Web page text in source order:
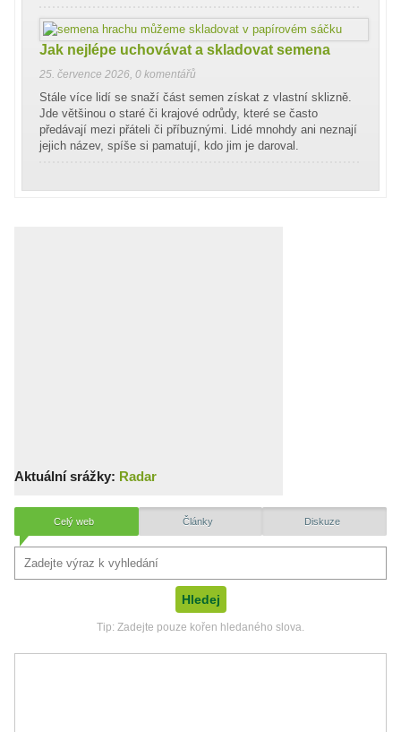
Jak nejlépe uchovávat a skladovat semena
25. července 2026, 0 komentářů
Stále více lidí se snaží část semen získat z vlastní sklizně.
Jde většinou o staré či krajové odrůdy, které se často
předávají mezi přáteli či příbuznými. Lidé mnohdy ani neznají
jejich název, spíše si pamatují, kdo jim je daroval.
Aktuální srážky: Radar
Celý web Články Diskuze
Tip: Zadejte pouze kořen hledaného slova.